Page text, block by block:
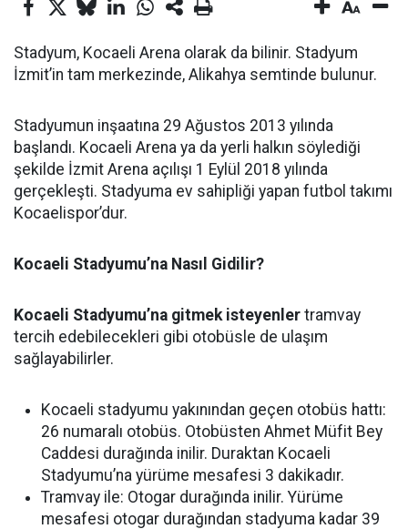
Stadyum, Kocaeli Arena olarak da bilinir. Stadyum
İzmit’in tam merkezinde, Alikahya semtinde bulunur.
Stadyumun inşaatına 29 Ağustos 2013 yılında
başlandı. Kocaeli Arena ya da yerli halkın söylediği
şekilde İzmit Arena açılışı 1 Eylül 2018 yılında
gerçekleşti. Stadyuma ev sahipliği yapan futbol takımı
Kocaelispor’dur.
Kocaeli Stadyumu’na Nasıl Gidilir?
Kocaeli Stadyumu’na gitmek isteyenler tramvay
tercih edebilecekleri gibi otobüsle de ulaşım
sağlayabilirler.
Kocaeli stadyumu yakınından geçen otobüs hattı:
26 numaralı otobüs. Otobüsten Ahmet Müfit Bey
Caddesi durağında inilir. Duraktan Kocaeli
Stadyumu’na yürüme mesafesi 3 dakikadır.
Tramvay ile: Otogar durağında inilir. Yürüme
mesafesi otogar durağından stadyuma kadar 39